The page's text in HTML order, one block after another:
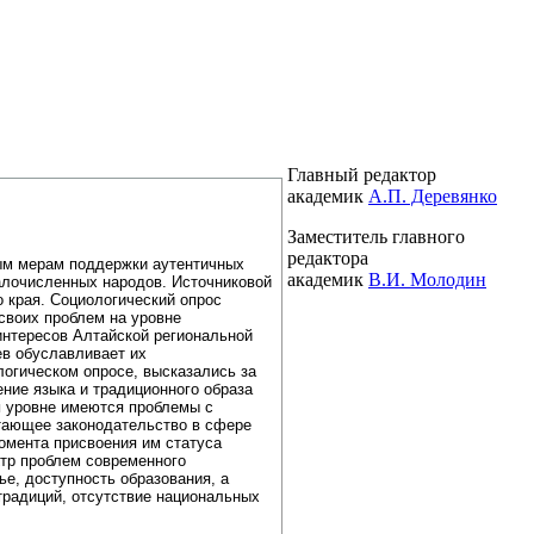
мерам поддержки аутентичных
народов. Источниковой
края. Социологический опрос
проблем на уровне
Алтайской региональной
обуславливает их
опросе, высказались за
языка и традиционного образа
уровне имеются проблемы с
законодательство в сфере
присвоения им статуса
проблем современного
доступность образования, а
отсутствие национальных
Главный редактор
академик А.П. Деревянко
Заместитель главного
редактора
академик В.И. Молодин